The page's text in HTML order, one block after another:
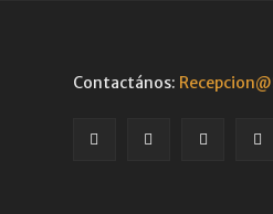
Contactános: